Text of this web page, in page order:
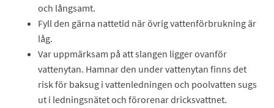
och långsamt.
Fyll den gärna nattetid när övrig vattenförbrukning är
låg.
Var uppmärksam på att slangen ligger ovanför
vattenytan. Hamnar den under vattenytan finns det
risk för baksug i vattenledningen och poolvatten sugs
ut i ledningsnätet och förorenar dricksvattnet.